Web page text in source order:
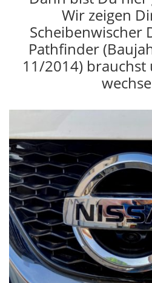
Wir zeigen
Scheibenwischer
Pathfinder
11/2014) brauchst